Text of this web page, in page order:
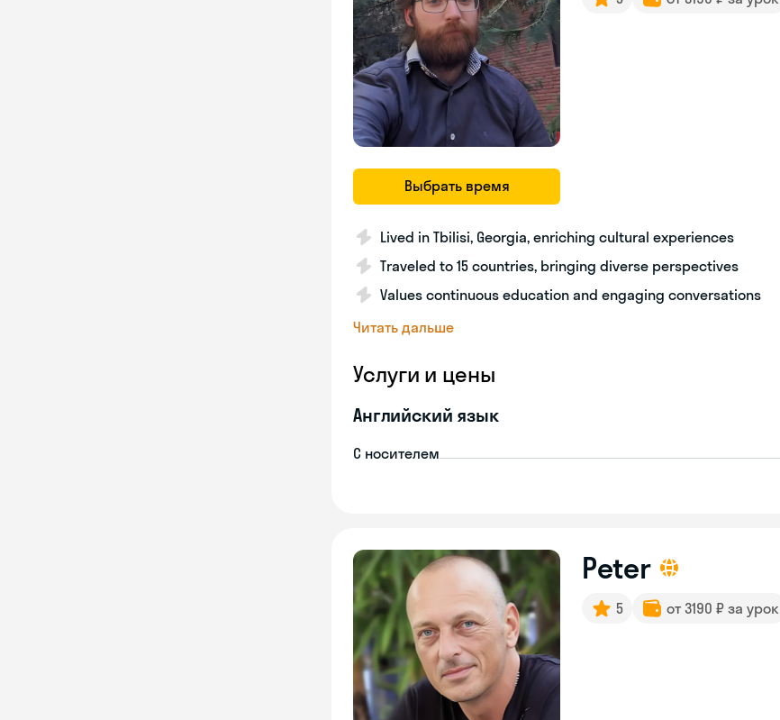
Выбрать время
Lived in Tbilisi, Georgia, enriching cultural experiences
Traveled to 15 countries, bringing diverse perspectives
Values continuous education and engaging conversations
Читать дальше
Услуги и цены
Английский язык
С носителем
Peter
5 от 3190 ₽ за урок